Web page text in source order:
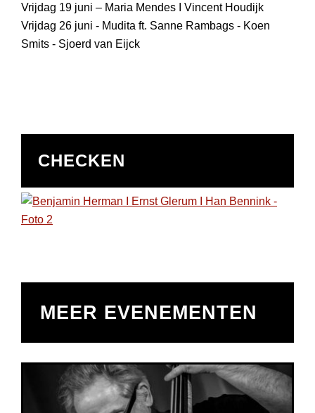
Vrijdag 19 juni – Maria Mendes I Vincent Houdijk
Vrijdag 26 juni - Mudita ft. Sanne Rambags - Koen
Smits - Sjoerd van Eijck
CHECKEN
MEER EVENEMENTEN